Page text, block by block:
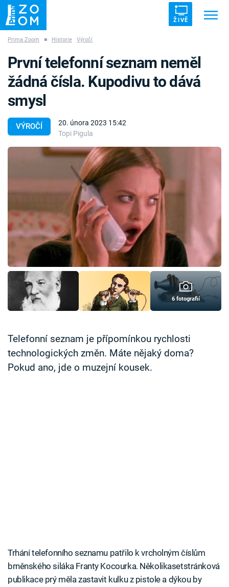
ŽIVĚ
ZÁHADY VETŘELCI DÁVNOVĚKU
Témata
TV Program
Časopis
Sledujte prima+
Přihlášení
Sledujte nás
Prima Zoom ■ Historie Výročí
VÝROČÍ
20. února 2023 15:42
Topi Pigula
První telefonní seznam neměl
žádná čísla. Kupodivu to dává
smysl
6 fotografií
Telefonní seznam je přípomínkou rychlosti
technologických změn. Máte nějaký doma?
Pokud ano, jde o muzejní kousek.
Trhání telefonního seznamu patřilo k vrcholným číslům
brněnského siláka Franty Kocourka. Několikasetstránková
publikace prý měla zastavit kulku z pistole a dýkou by